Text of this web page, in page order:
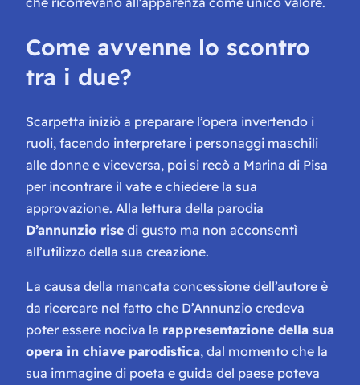
Come avvenne lo scontro
tra i due?
Scarpetta iniziò a preparare l’opera invertendo i
ruoli, facendo interpretare i personaggi maschili
alle donne e viceversa, poi si recò a Marina di Pisa
per incontrare il vate e chiedere la sua
approvazione. Alla lettura della parodia
D’annunzio rise di gusto ma non acconsentì
all’utilizzo della sua creazione.
La causa della mancata concessione dell’autore è
da ricercare nel fatto che D’Annunzio credeva
poter essere nociva la rappresentazione della sua
opera in chiave parodistica, dal momento che la
sua immagine di poeta e guida del paese poteva